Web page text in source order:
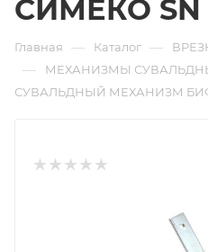
СИМЕКО SN
Главная — Каталог —
— МЕХАНИЗМЫ
СУВАЛЬДНЫЙ МЕХАНИЗМ